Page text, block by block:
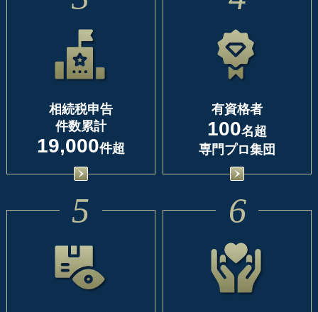
相続税申告
件数累計
19,000件超
有資格者
100名超
専門プロ集団
5 6